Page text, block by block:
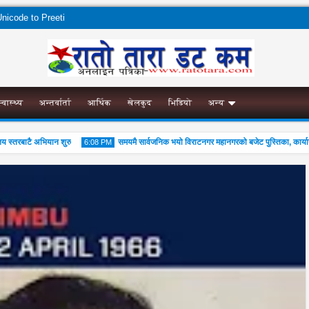
to Preeti
अन्तर्वार्ता आर्थिक खेलकुद भिडियो अन्य
अभियान शुरु 6:08 PM
04 2026
समयमै सार्वजनिक भयो विराटनगर महानगरको बजेट पुस्तिका,